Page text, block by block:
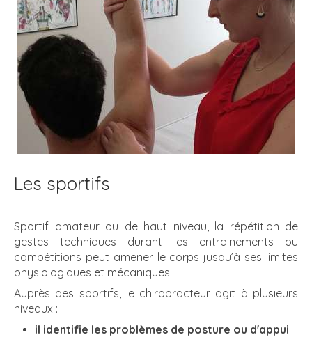
Les sportifs
Sportif amateur ou de haut niveau, la répétition de
gestes techniques durant les entrainements ou
compétitions peut amener le corps jusqu’à ses limites
physiologiques et mécaniques.
Auprès des sportifs, le chiropracteur agit à plusieurs
niveaux :
il identifie les problèmes de posture ou d'appui